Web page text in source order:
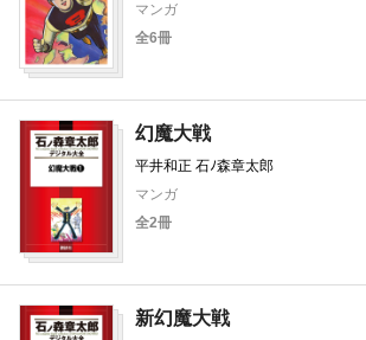
マンガ
全6冊
幻魔大戦
平井和正 石ﾉ森章太郎
マンガ
全2冊
新幻魔大戦